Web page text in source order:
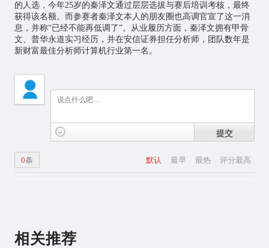
的人选，今年25岁的秦泽文通过层层选拔与赛后培训考核，最终
获得该名额。而参赛者秦泽文本人的朋友圈也高调官宣了这一消
息，并称“已经不能再低调了”。从业履历方面，秦泽文拥有甲骨
文、普华永道实习经历，并在安信证券担任分析师，团队数年是
新财富最佳分析师计算机行业第一名。
提交
默认 最早 最热 评分最高
0条
相关推荐